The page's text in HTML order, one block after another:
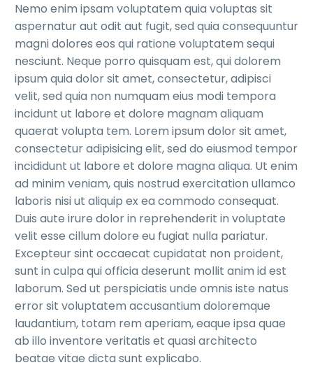
Nemo enim ipsam voluptatem quia voluptas sit
aspernatur aut odit aut fugit, sed quia consequuntur
magni dolores eos qui ratione voluptatem sequi
nesciunt. Neque porro quisquam est, qui dolorem
ipsum quia dolor sit amet, consectetur, adipisci
velit, sed quia non numquam eius modi tempora
incidunt ut labore et dolore magnam aliquam
quaerat volupta tem. Lorem ipsum dolor sit amet,
consectetur adipisicing elit, sed do eiusmod tempor
incididunt ut labore et dolore magna aliqua. Ut enim
ad minim veniam, quis nostrud exercitation ullamco
laboris nisi ut aliquip ex ea commodo consequat.
Duis aute irure dolor in reprehenderit in voluptate
velit esse cillum dolore eu fugiat nulla pariatur.
Excepteur sint occaecat cupidatat non proident,
sunt in culpa qui officia deserunt mollit anim id est
laborum. Sed ut perspiciatis unde omnis iste natus
error sit voluptatem accusantium doloremque
laudantium, totam rem aperiam, eaque ipsa quae
ab illo inventore veritatis et quasi architecto
beatae vitae dicta sunt explicabo.